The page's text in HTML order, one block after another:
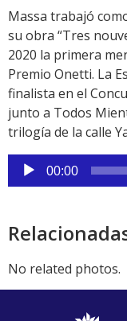
Massa trabajó
su obra “Tres
2020 la primera
Premio Onetti. La
finalista en el
junto a Todos
trilogía de la calle
Reproductor
de
00:00
No related photos.